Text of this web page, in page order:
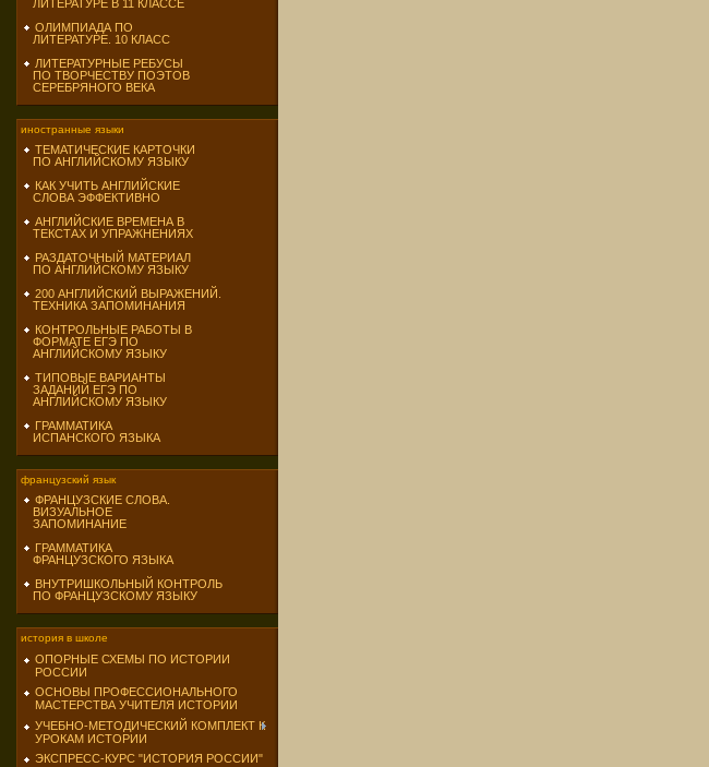
ЛИТЕРАТУРЕ В 11 КЛАССЕ
ОЛИМПИАДА ПО
ЛИТЕРАТУРЕ. 10 КЛАСС
ЛИТЕРАТУРНЫЕ РЕБУСЫ
ПО ТВОРЧЕСТВУ ПОЭТОВ
СЕРЕБРЯНОГО ВЕКА
иностранные языки
ТЕМАТИЧЕСКИЕ КАРТОЧКИ
ПО АНГЛИЙСКОМУ ЯЗЫКУ
КАК УЧИТЬ АНГЛИЙСКИЕ
СЛОВА ЭФФЕКТИВНО
АНГЛИЙСКИЕ ВРЕМЕНА В
ТЕКСТАХ И УПРАЖНЕНИЯХ
РАЗДАТОЧНЫЙ МАТЕРИАЛ
ПО АНГЛИЙСКОМУ ЯЗЫКУ
200 АНГЛИЙСКИЙ ВЫРАЖЕНИЙ.
ТЕХНИКА ЗАПОМИНАНИЯ
КОНТРОЛЬНЫЕ РАБОТЫ В
ФОРМАТЕ ЕГЭ ПО
АНГЛИЙСКОМУ ЯЗЫКУ
ТИПОВЫЕ ВАРИАНТЫ
ЗАДАНИЙ ЕГЭ ПО
АНГЛИЙСКОМУ ЯЗЫКУ
ГРАММАТИКА
ИСПАНСКОГО ЯЗЫКА
французский язык
ФРАНЦУЗСКИЕ СЛОВА.
ВИЗУАЛЬНОЕ
ЗАПОМИНАНИЕ
ГРАММАТИКА
ФРАНЦУЗСКОГО ЯЗЫКА
ВНУТРИШКОЛЬНЫЙ КОНТРОЛЬ
ПО ФРАНЦУЗСКОМУ ЯЗЫКУ
история в школе
ОПОРНЫЕ СХЕМЫ ПО ИСТОРИИ
РОССИИ
ОСНОВЫ ПРОФЕССИОНАЛЬНОГО
МАСТЕРСТВА УЧИТЕЛЯ ИСТОРИИ
УЧЕБНО-МЕТОДИЧЕСКИЙ КОМПЛЕКТ К
УРОКАМ ИСТОРИИ
ЭКСПРЕСС-КУРС "ИСТОРИЯ РОССИИ"